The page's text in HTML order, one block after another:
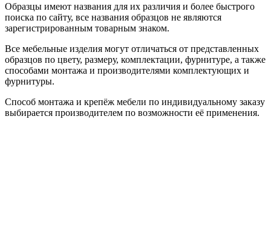
Образцы имеют названия для их различия и более быстрого
поиска по сайту, все названия образцов не являются
зарегистрированным товарным знаком.
Все мебельные изделия могут отличаться от представленных
образцов по цвету, размеру, комплектации, фурнитуре, а также
способами монтажа и производителями комплектующих и
фурнитуры.
Способ монтажа и крепёж мебели по индивидуальному заказу
выбирается производителем по возможности её применения.